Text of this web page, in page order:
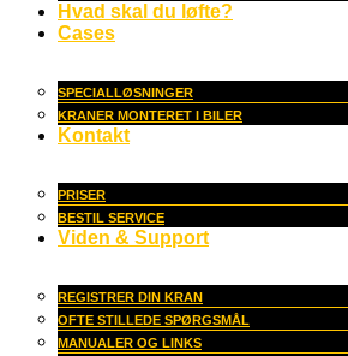
Hvad skal du løfte?
Cases
SPECIALLØSNINGER
KRANER MONTERET I BILER
Kontakt
PRISER
BESTIL SERVICE
Viden & Support
REGISTRER DIN KRAN
OFTE STILLEDE SPØRGSMÅL
MANUALER OG LINKS